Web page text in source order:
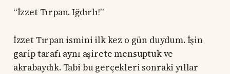
“İzzet Tırpan. Iğdırlı!”
İzzet Tırpan ismini ilk kez o gün duydum. İşin
garip tarafı aynı aşirete mensuptuk ve
akrabaydık. Tabi bu gerçekleri sonraki yıllar